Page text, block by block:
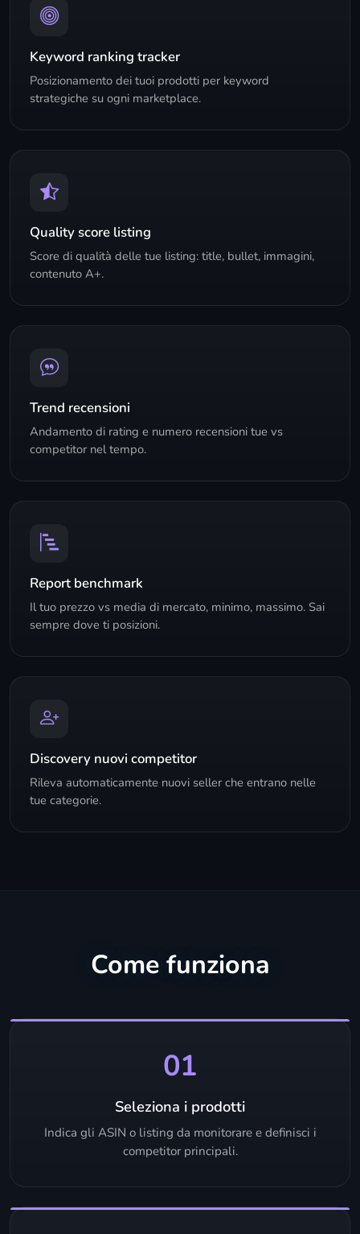
Keyword ranking tracker
Posizionamento dei tuoi prodotti per keyword
strategiche su ogni marketplace.
Quality score listing
Score di qualità delle tue listing: title, bullet, immagini,
contenuto A+.
Trend recensioni
Andamento di rating e numero recensioni tue vs
competitor nel tempo.
Report benchmark
Il tuo prezzo vs media di mercato, minimo, massimo. Sai
sempre dove ti posizioni.
Discovery nuovi competitor
Rileva automaticamente nuovi seller che entrano nelle
tue categorie.
Come funziona
01
Seleziona i prodotti
Indica gli ASIN o listing da monitorare e definisci i
competitor principali.